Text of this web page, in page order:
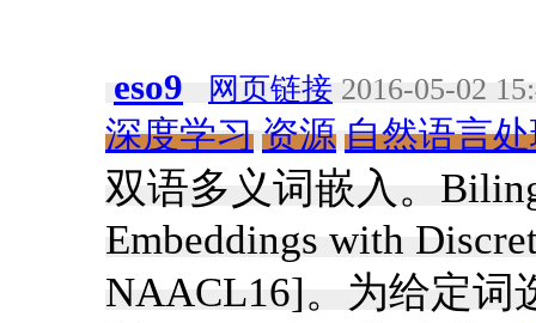
eso9 网页链接 2016-05-02
深度学习 资源 自然语言
双语多义词嵌入。
Embeddings with
NAACL16]。为给定词